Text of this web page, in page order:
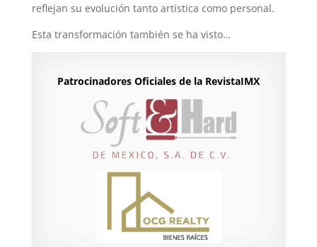
reflejan su evolución tanto artística como personal.
Esta transformación también se ha visto…
Patrocinadores Oficiales de la RevistaIMX